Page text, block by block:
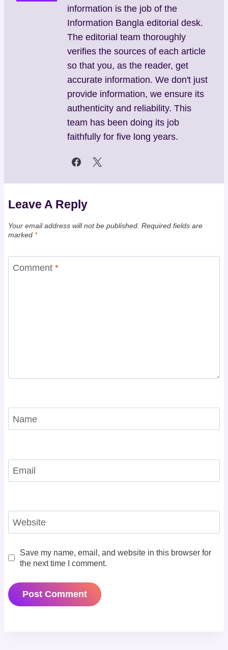
information is the job of the
Information Bangla editorial desk.
The editorial team thoroughly
verifies the sources of each article
so that you, as the reader, get
accurate information. We don't just
provide information, we ensure its
authenticity and reliability. This
team has been doing its job
faithfully for five long years.
Leave A Reply
Your email address will not be published. Required fields are
marked *
Comment *
Name
Email
Website
Save my name, email, and website in this browser for
the next time I comment.